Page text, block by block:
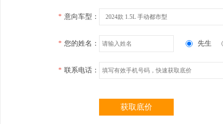
* 意向车型： 2024款 1.5L 手动都市型
* 您的姓名： 先生
* 联系电话：
获取底价